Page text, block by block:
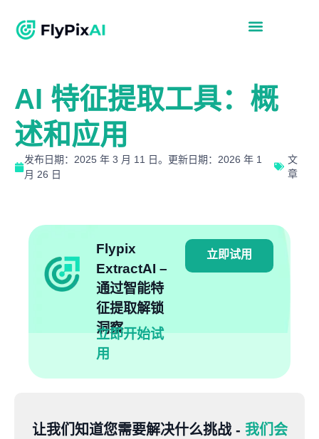
AI 特征提取工具：概
述和应用
发布日期：2025 年 3 月 11 日。更新日期：2026 年 1
月 26 日
文
章
Flypix
ExtractAI –
通过智能特
征提取解锁
洞察
立即开始试
用
立即试用
让我们知道您需要解决什么挑战 - 我们会